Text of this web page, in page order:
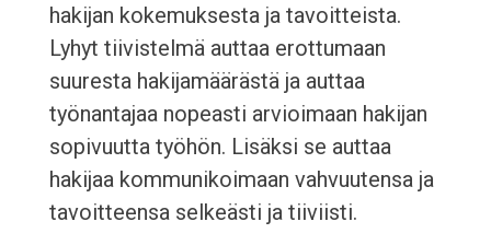
hakijan kokemuksesta ja tavoitteista.
Lyhyt tiivistelmä auttaa erottumaan
suuresta hakijamäärästä ja auttaa
työnantajaa nopeasti arvioimaan hakijan
sopivuutta työhön. Lisäksi se auttaa
hakijaa kommunikoimaan vahvuutensa ja
tavoitteensa selkeästi ja tiiviisti.